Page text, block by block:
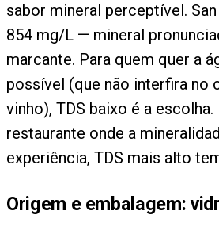
sabor mineral perceptível.
854 mg/L — mineral
marcante. Para quem quer a
possível (que não interfira no
vinho), TDS baixo é a escolha.
restaurante onde a
experiência, TDS mais alto
Origem e embalagem: